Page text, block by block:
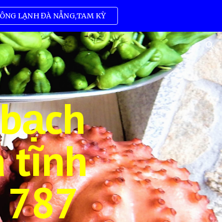
LẠNH ĐÀ NẴNG,TAM KỲ
tĩnh